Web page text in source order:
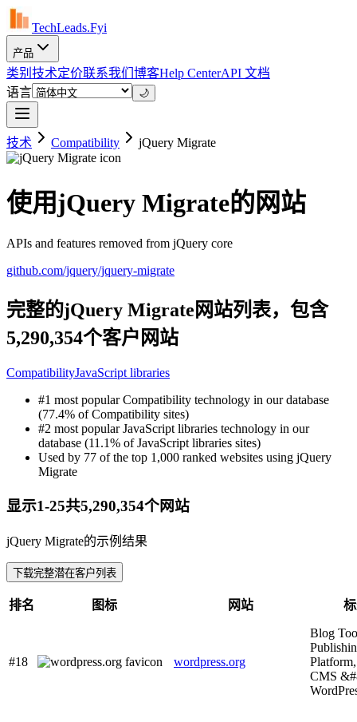
TechLeads.Fyi
产品
类别 技术定价联系我们 博客Help CenterAPI 文档
语言
🌙
技术 Compatibility jQuery Migrate
使用jQuery Migrate的网站
APIs and features removed from jQuery core
github.com/jquery/jquery-migrate
完整的jQuery Migrate网站列表，包含
5,290,354个客户网站
CompatibilityJavaScript libraries
#1 most popular Compatibility technology in our database
(77.4% of Compatibility sites)
#2 most popular JavaScript libraries technology in our
database (11.1% of JavaScript libraries sites)
Used by 77 of the top 1,000 ranked websites using jQuery
Migrate
显示1-25共5,290,354个网站
jQuery Migrate的示例结果
下载完整潜在客户列表
排名 图标 网站
#18 wordpress.org
Blog
CMS